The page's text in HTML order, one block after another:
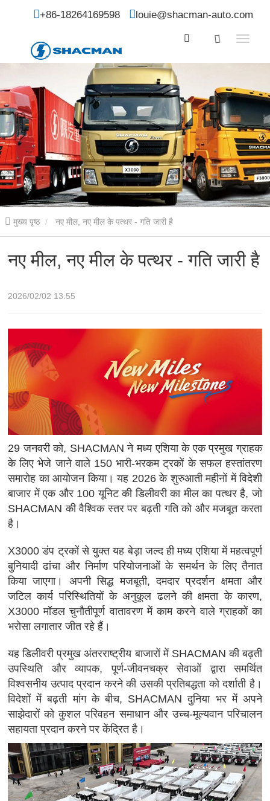
+86-18264169598 louie@shacman-auto.com
मुख्य पृष्ठ नए मील, नए मील के पत्थर - गति जारी है
नए मील, नए मील के पत्थर - गति जारी है
2026/02/02 13:55
29 जनवरी को, SHACMAN ने मध्य एशिया के एक प्रमुख ग्राहक
के लिए भेजे जाने वाले 150 भारी-भरकम ट्रकों के सफल हस्तांतरण
समारोह का आयोजन किया। यह 2026 के शुरुआती महीनों में विदेशी
बाजार में एक और 100 यूनिट की डिलीवरी का मील का पत्थर है, जो
SHACMAN की वैश्विक स्तर पर बढ़ती गति को और मजबूत करता
है।
X3000 डंप ट्रकों से युक्त यह बेड़ा जल्द ही मध्य एशिया में महत्वपूर्ण
बुनियादी ढांचा और निर्माण परियोजनाओं के समर्थन के लिए तैनात
किया जाएगा। अपनी सिद्ध मजबूती, दमदार प्रदर्शन क्षमता और
जटिल कार्य परिस्थितियों के अनुकूल ढलने की क्षमता के कारण,
X3000 मॉडल चुनौतीपूर्ण वातावरण में काम करने वाले ग्राहकों का
भरोसा लगातार जीत रहे हैं।
यह डिलीवरी प्रमुख अंतरराष्ट्रीय बाजारों में SHACMAN की बढ़ती
उपस्थिति और व्यापक, पूर्ण-जीवनचक्र सेवाओं द्वारा समर्थित
विश्वसनीय उत्पाद प्रदान करने की उसकी प्रतिबद्धता को दर्शाती है।
विदेशों में बढ़ती मांग के बीच, SHACMAN दुनिया भर में अपने
साझेदारों को कुशल परिवहन समाधान और उच्च-मूल्यवान परिचालन
सहायता प्रदान करने पर केंद्रित है।